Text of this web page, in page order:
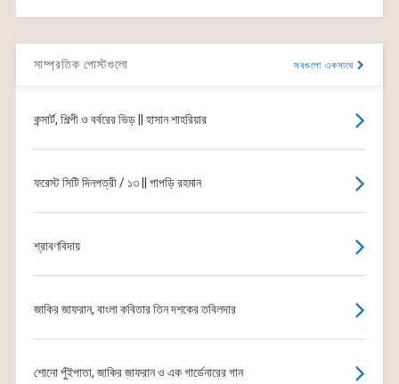
সাম্প্রতিক পোস্টগুলো সবগুলো একসাথে
কন্সার্ট, শিল্পী ও বর্বরের ভিড় || হাসান শাহরিয়ার
ফরেস্ট সিটি দিনপত্রী / ১৩ || পাপড়ি রহমান
শ্রাবণবিদায়
জাকির জাফরান, বাংলা কবিতার তিন দশকের তবিলদার
শোনো পুঁইপাতা, জাকির জাফরান ও এক গার্ডেনারের গান